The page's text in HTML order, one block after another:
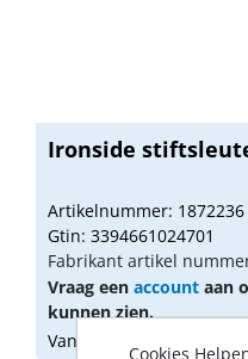
Ironside
Artikelnummer: 1872236
Gtin: 3394661024701
Fabrikant artikel
Vraag een account aan
kunnen zien.
Vandaag besteld,
Cookies